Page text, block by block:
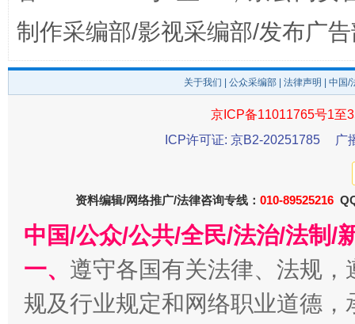
公平竞争审查“十大案例”出炉！ 一纸欠
制作采编部/影视采编部/发布广
关于我们 公众采编部 法律声明 | 中国
京ICP备11011765号1至
ICP许可证: 京B2-20251785
广
资料编辑/网络推广/法律咨询专线： 010-89525216
中国/公众/公共/全民/法治/法制/
一、 遵守各国有关法律、法规
规及行业规定和网络职业道德